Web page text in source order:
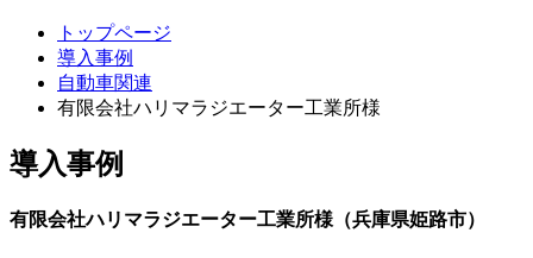
トップページ
導入事例
自動車関連
有限会社ハリマラジエーター工業所様
導入事例
有限会社ハリマラジエーター工業所様（兵庫県姫路市）